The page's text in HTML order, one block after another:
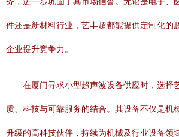
件还是新材料行业，艺丰超都能提供定制化的
企业提升竞争力。
在厦门寻求小型超声波设备供应时，选择
质、科技与可靠服务的结合。其设备不仅是机
升级的高科技伙伴，持续为机械及行业设备领